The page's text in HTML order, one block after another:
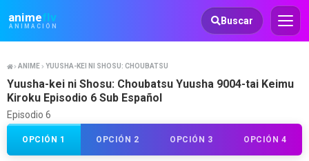
animeflv
ANIMACIÓN
Animeflv Buscar
ANIME YUUSHA-KEI NI SHOSU: CHOUBATSU YUUSHA 9004-TAI KEIMU KIROKU
Yuusha-kei ni Shosu: Choubatsu Yuusha 9004-tai Keimu
Kiroku Episodio 6 Sub Español
Episodio 6
OPCIÓN 1 OPCIÓN 2 OPCIÓN 3 OPCIÓN 4